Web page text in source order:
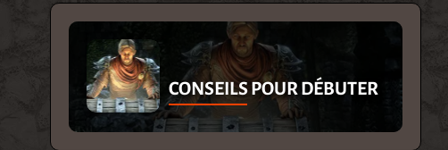
CONSEILS POUR DÉBUTER